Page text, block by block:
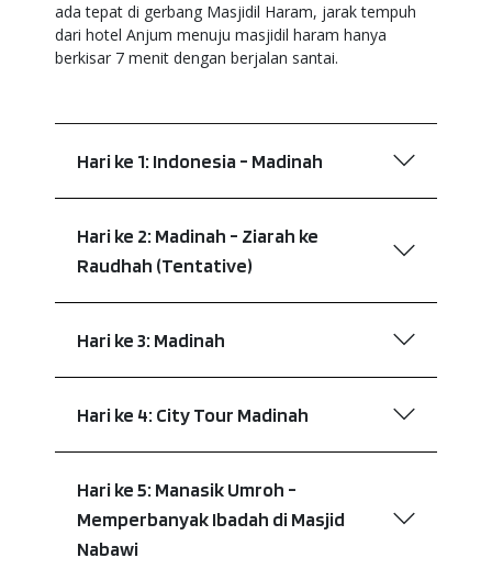
ada tepat di gerbang Masjidil Haram, jarak tempuh
dari hotel Anjum menuju masjidil haram hanya
berkisar 7 menit dengan berjalan santai.
Hari ke 1: Indonesia - Madinah
Hari ke 2: Madinah - Ziarah ke
Raudhah (Tentative)
Hari ke 3: Madinah
Hari ke 4: City Tour Madinah
Hari ke 5: Manasik Umroh -
Memperbanyak Ibadah di Masjid
Nabawi